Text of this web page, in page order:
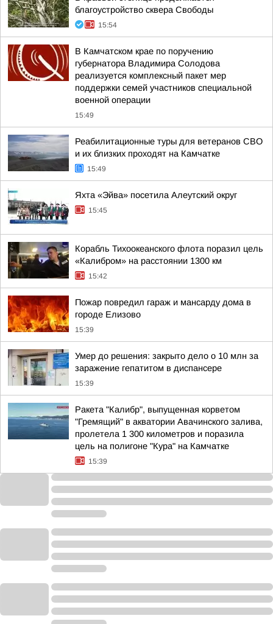
благоустройство сквера Свободы
15:54
В Камчатском крае по поручению
губернатора Владимира Солодова
реализуется комплексный пакет мер
поддержки семей участников специальной
военной операции
15:49
Реабилитационные туры для ветеранов СВО
и их близких проходят на Камчатке
15:49
Яхта «Эйва» посетила Алеутский округ
15:45
Корабль Тихоокеанского флота поразил цель
«Калибром» на расстоянии 1300 км
15:42
Пожар повредил гараж и мансарду дома в
городе Елизово
15:39
Умер до решения: закрыто дело о 10 млн за
заражение гепатитом в диспансере
15:39
Ракета "Калибр", выпущенная корветом
"Гремящий" в акватории Авачинского залива,
пролетела 1 300 километров и поразила
цель на полигоне "Кура" на Камчатке
15:39